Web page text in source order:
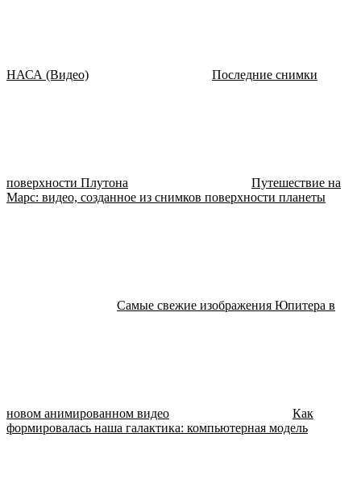
НАСА (Видео) Последние снимки
поверхности Плутона
Путешествие на
Марс: видео, созданное из снимков поверхности планеты
Самые свежие изображения Юпитера в
новом анимированном видео
Как
формировалась наша галактика: компьютерная модель